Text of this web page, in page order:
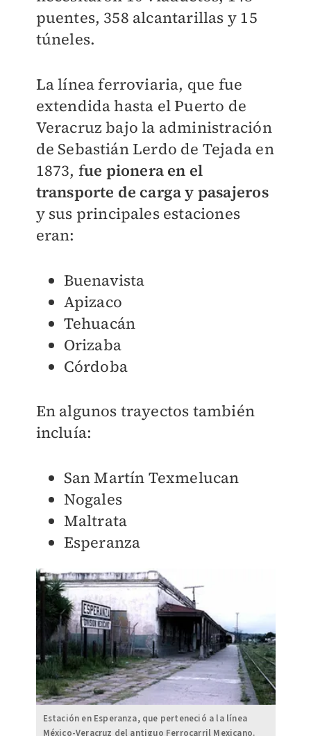
puentes, 358 alcantarillas y 15
túneles.
La línea ferroviaria, que fue
extendida hasta el Puerto de
Veracruz bajo la administración
de Sebastián Lerdo de Tejada en
1873, fue pionera en el
transporte de carga y pasajeros
y sus principales estaciones
eran:
Buenavista
Apizaco
Tehuacán
Orizaba
Córdoba
En algunos trayectos también
incluía:
San Martín Texmelucan
Nogales
Maltrata
Esperanza
Estación en Esperanza, que perteneció a la línea
México-Veracruz del antiguo Ferrocarril Mexicano.